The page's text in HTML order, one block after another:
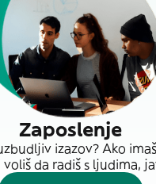
Zaposlenje
izazov? Ako
da radiš s ljudima,